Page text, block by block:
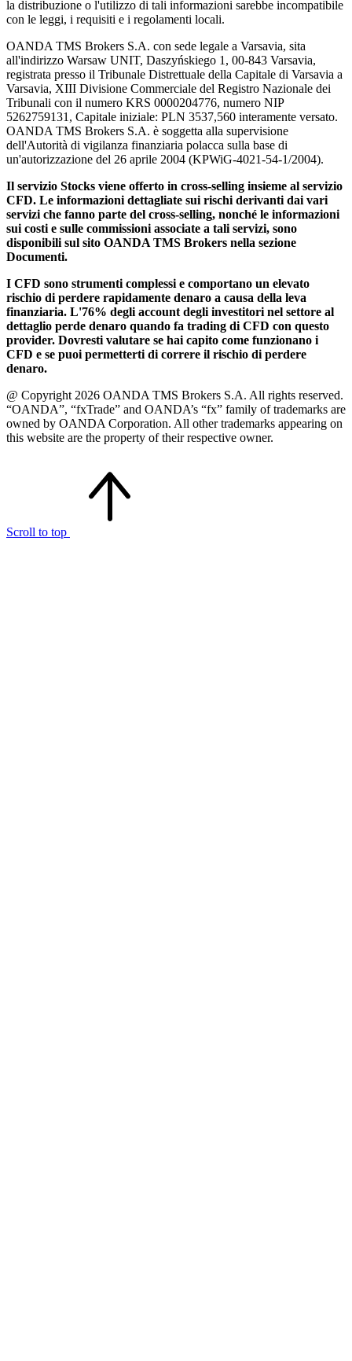
la distribuzione o l'utilizzo di tali informazioni sarebbe incompatibile
con le leggi, i requisiti e i regolamenti locali.
OANDA TMS Brokers S.A. con sede legale a Varsavia, sita
all'indirizzo Warsaw UNIT, Daszyńskiego 1, 00-843 Varsavia,
registrata presso il Tribunale Distrettuale della Capitale di Varsavia a
Varsavia, XIII Divisione Commerciale del Registro Nazionale dei
Tribunali con il numero KRS 0000204776, numero NIP
5262759131, Capitale iniziale: PLN 3537,560 interamente versato.
OANDA TMS Brokers S.A. è soggetta alla supervisione
dell'Autorità di vigilanza finanziaria polacca sulla base di
un'autorizzazione del 26 aprile 2004 (KPWiG-4021-54-1/2004).
Il servizio Stocks viene offerto in cross-selling insieme al servizio
CFD. Le informazioni dettagliate sui rischi derivanti dai vari
servizi che fanno parte del cross-selling, nonché le informazioni
sui costi e sulle commissioni associate a tali servizi, sono
disponibili sul sito OANDA TMS Brokers nella sezione
Documenti.
I CFD sono strumenti complessi e comportano un elevato
rischio di perdere rapidamente denaro a causa della leva
finanziaria. L'76% degli account degli investitori nel settore al
dettaglio perde denaro quando fa trading di CFD con questo
provider. Dovresti valutare se hai capito come funzionano i
CFD e se puoi permetterti di correre il rischio di perdere
denaro.
@ Copyright 2026 OANDA TMS Brokers S.A. All rights reserved.
“OANDA”, “fxTrade” and OANDA’s “fx” family of trademarks are
owned by OANDA Corporation. All other trademarks appearing on
this website are the property of their respective owner.
Scroll to top